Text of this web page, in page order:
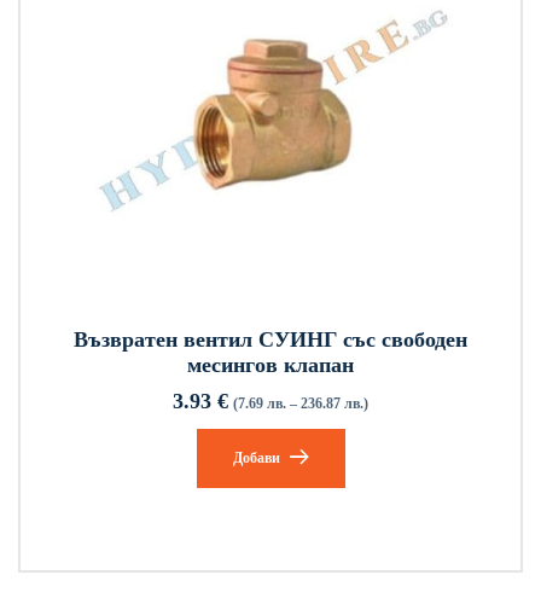
Възвратен вентил СУИНГ със свободен
месингов клапан
3.93 € (7.69 лв. – 236.87 лв.)
Добави